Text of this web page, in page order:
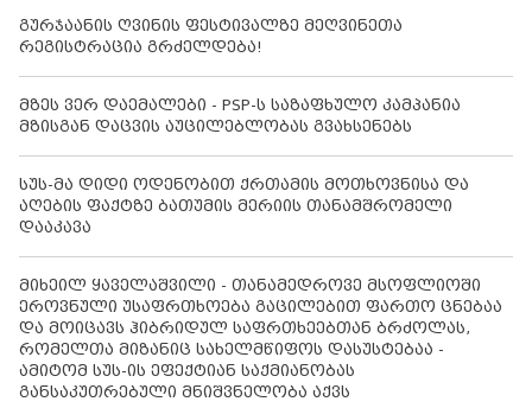
გურჯაანის ღვინის ფესტივალზე მეღვინეთა
რეგისტრაცია გრძელდება!
მზეს ვერ დაემალები - PSP-ს საზაფხულო კამპანია
მზისგან დაცვის აუცილებლობას გვახსენებს
სუს-მა დიდი ოდენობით ქრთამის მოთხოვნისა და
აღების ფაქტზე ბათუმის მერიის თანამშრომელი
დააკავა
მიხეილ ყაველაშვილი - თანამედროვე მსოფლიოში
ეროვნული უსაფრთხოება გაცილებით ფართო ცნებაა
და მოიცავს ჰიბრიდულ საფრთხეებთან ბრძოლას,
რომელთა მიზანიც სახელმწიფოს დასუსტებაა -
ამიტომ სუს-ის ეფექტიან საქმიანობას
განსაკუთრებული მნიშვნელობა აქვს